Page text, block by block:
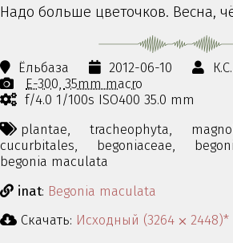
Надо больше цветочков. Весна,
Ёльбаза 2012-06-10
К.С.
E-300 35mm macro
f/4.0 1/100s ISO400 35.0 mm
plantae,
tracheophyta,
cucurbitales,
begoniaceae,
begonia maculata
inat: Begonia maculata
Скачать: Исходный (3264 ⨉ 2448)*